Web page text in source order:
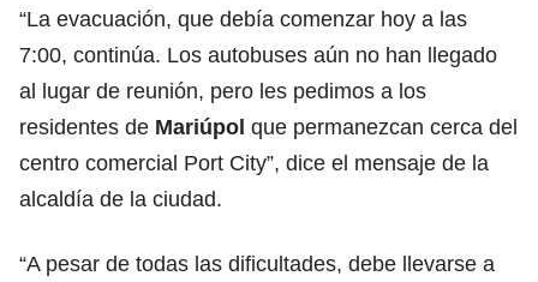
“La evacuación, que debía comenzar hoy a las
7:00, continúa. Los autobuses aún no han llegado
al lugar de reunión, pero les pedimos a los
residentes de Mariúpol que permanezcan cerca del
centro comercial Port City”, dice el mensaje de la
alcaldía de la ciudad.
“A pesar de todas las dificultades, debe llevarse a